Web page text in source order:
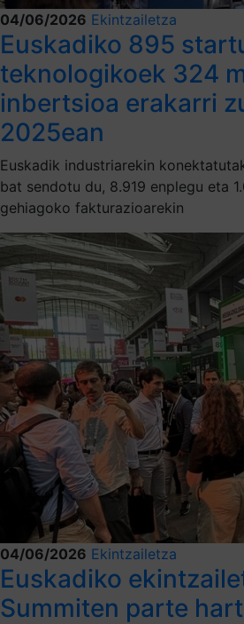
04/06/2026 Ekintzailetza
Euskadiko 895
teknologikoek 324
inbertsioa erakarri
2025ean
Euskadik industriarekin
bat sendotu du, 8.919 enplegu eta
gehiagoko fakturazioarekin
04/06/2026 Ekintzailetza
Euskadiko
Summiten parte